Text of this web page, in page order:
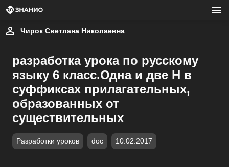
Чирок Светлана Николаевна
разработка урока по русскому
языку 6 класс.Одна и две Н в
суффиксах прилагательных,
образованных от
существительных
Разработки уроков doc 10.02.2017